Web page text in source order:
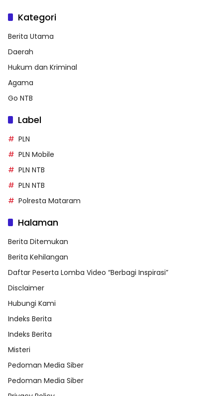
Kategori
Berita Utama
Daerah
Hukum dan Kriminal
Agama
Go NTB
Label
PLN
PLN Mobile
PLN NTB
PLN NTB
Polresta Mataram
Halaman
Berita Ditemukan
Berita Kehilangan
Daftar Peserta Lomba Video “Berbagi Inspirasi”
Disclaimer
Hubungi Kami
Indeks Berita
Indeks Berita
Misteri
Pedoman Media Siber
Pedoman Media Siber